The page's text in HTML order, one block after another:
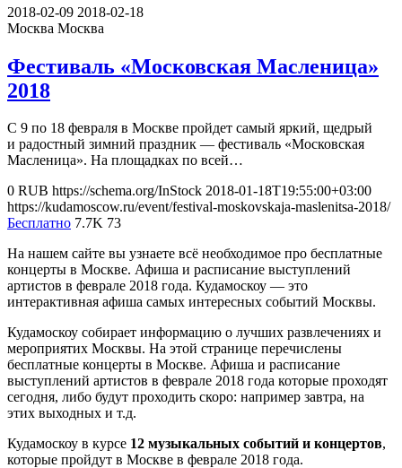
2018-02-09 2018-02-18
Москва Москва
Фестиваль «Московская Масленица»
2018
С 9 по 18 февраля в Москве пройдет самый яркий, щедрый
и радостный зимний праздник — фестиваль «Московская
Масленица». На площадках по всей…
0 RUB https://schema.org/InStock 2018-01-18T19:55:00+03:00
https://kudamoscow.ru/event/festival-moskovskaja-maslenitsa-2018/
Бесплатно 7.7K 73
На нашем сайте вы узнаете всё необходимое про бесплатные
концерты в Москве. Афиша и расписание выступлений
артистов в феврале 2018 года. Кудамоскоу — это
интерактивная афиша самых интересных событий Москвы.
Кудамоскоу собирает информацию о лучших развлечениях и
мероприятих Москвы. На этой странице перечислены
бесплатные концерты в Москве. Афиша и расписание
выступлений артистов в феврале 2018 года которые проходят
сегодня, либо будут проходить скоро: например завтра, на
этих выходных и т.д.
Кудамоскоу в курсе 12 музыкальных событий и концертов,
которые пройдут в Москве в феврале 2018 года.